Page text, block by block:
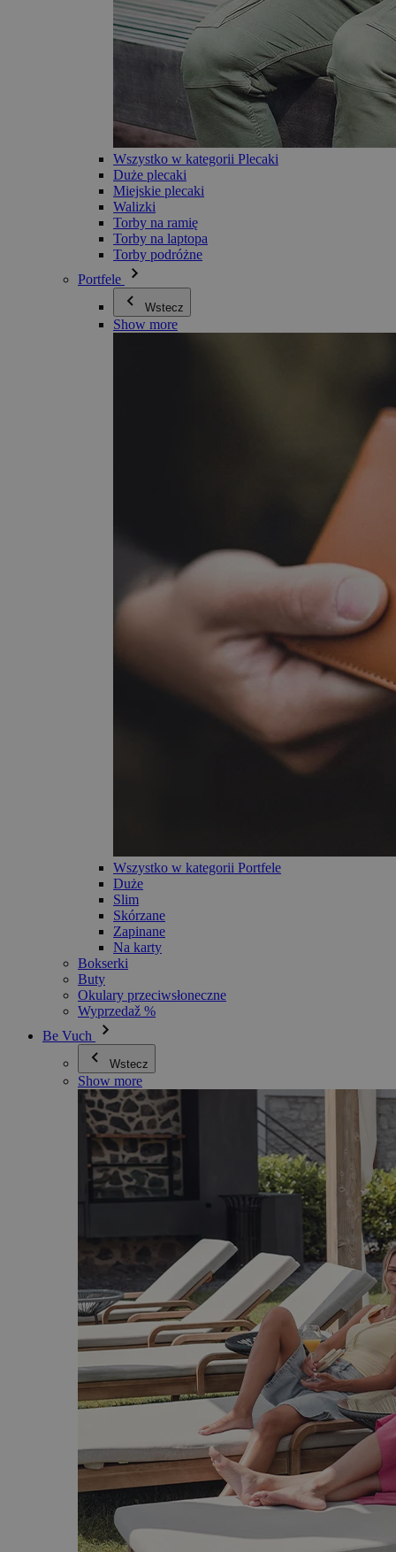
Wszystko w kategorii Plecaki
Duże plecaki
Miejskie plecaki
Walizki
Torby na ramię
Torby na laptopa
Torby podróżne
Portfele
Wstecz
Show more
Wszystko w kategorii Portfele
Duże
Slim
Skórzane
Zapinane
Na karty
Bokserki
Buty
Okulary przeciwsłoneczne
Wyprzedaž %
Be Vuch
Wstecz
Show more